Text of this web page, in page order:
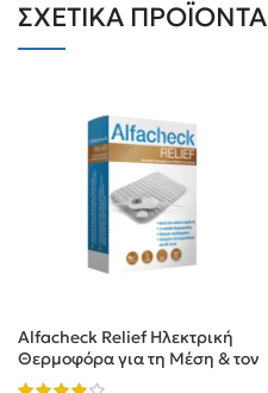
ΣΧΕΤΙΚΆ ΠΡΟΪΌΝΤΑ
Alfacheck Relief Ηλεκτρική
Θερμοφόρα για τη Μέση & τον
Αυχένα